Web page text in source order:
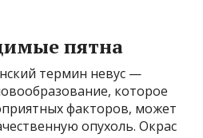
пятна
термин невус —
которое
факторов, может
опухоль. Окрас